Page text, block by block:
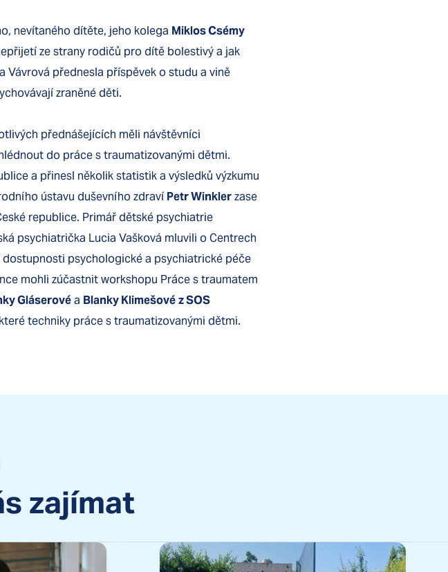
nevítaného dítěte, jeho kolega Miklos Csémy
ze strany rodičů pro dítě bolestivý a jak
přednesla příspěvek o studu a vině
zraněné děti.
přednášejících měli návštěvníci
do práce s traumatizovanými dětmi.
a přinesl několik statistik a výsledků výzkumu
ústavu duševního zdravíPetr Winklerzase
republice. Primář dětské psychiatrie
psychiatrička Lucia Vašková mluvili o Centrech
psychologické a psychiatrické péče
mohli zúčastnit workshopu Práce s traumatem
Gláserovéa Blanky Klimešovéz SOS
techniky práce s traumatizovanými dětmi.
zajímat